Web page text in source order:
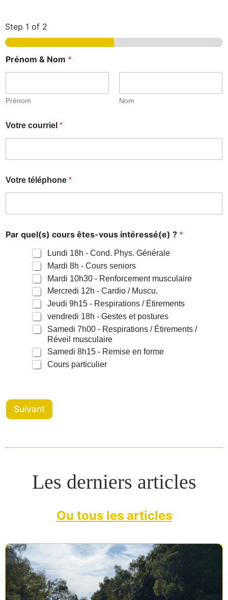
Step 1 of 2
Prénom & Nom *
Prénom Nom
Votre courriel *
Votre téléphone *
Par quel(s) cours êtes-vous intéressé(e) ? *
Lundi 18h - Cond. Phys. Générale
Mardi 8h - Cours seniors
Mardi 10h30 - Renforcement musculaire
Mercredi 12h - Cardio / Muscu.
Jeudi 9h15 - Respirations / Étirements
vendredi 18h - Gestes et postures
Samedi 7h00 - Respirations / Étirements /
Réveil musculaire
Samedi 8h15 - Remise en forme
Cours particulier
Suivant
Les derniers articles
Ou tous les articles